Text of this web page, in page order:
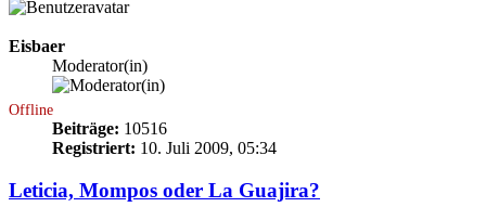
Eisbaer
Moderator(in)
Offline
Beiträge: 10516
Registriert: 10. Juli 2009, 05:34
Leticia, Mompos oder La Guajira?